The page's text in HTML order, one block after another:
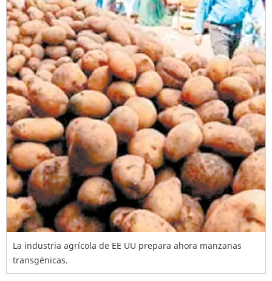
La industria agrícola de EE UU prepara ahora manzanas
transgénicas.